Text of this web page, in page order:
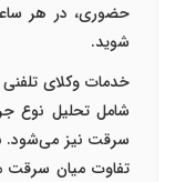
حضوری، در هر
شوید.
خدمات وکلای تلفنی
شاملتحلیل نوع
سرقت نیز می‌شود.
تفاوت میان سرقت